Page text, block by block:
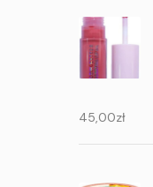
45,00zł